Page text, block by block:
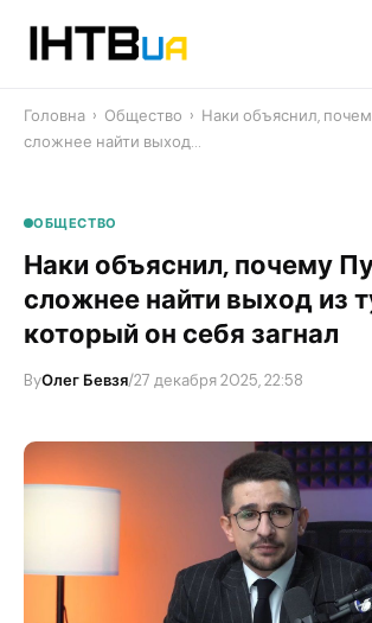
Головна › Общество › Наки объяснил,
сложнее найти выход…
ОБЩЕСТВО
Наки объяснил, почему
сложнее найти выход из
который он себя загнал
ByОлег Бевзя/27 декабря 2025, 22:58